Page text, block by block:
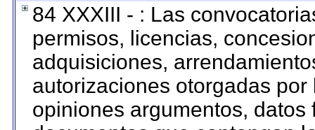
84 XXXIII - : Las
permisos, licencias,
adquisiciones,
autorizaciones otorgadas
opiniones argumentos,